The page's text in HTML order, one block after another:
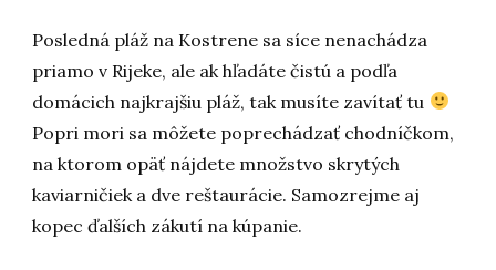
Posledná pláž na Kostrene sa síce nenachádza
priamo v Rijeke, ale ak hľadáte čistú a podľa
domácich najkrajšiu pláž, tak musíte zavítať tu
Popri mori sa môžete poprechádzať chodníčkom,
na ktorom opäť nájdete množstvo skrytých
kaviarničiek a dve reštaurácie. Samozrejme aj
kopec ďalších zákutí na kúpanie.